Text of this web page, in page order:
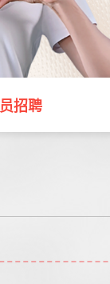
赋能发展
生态环保
应急救灾
社区基金
招聘